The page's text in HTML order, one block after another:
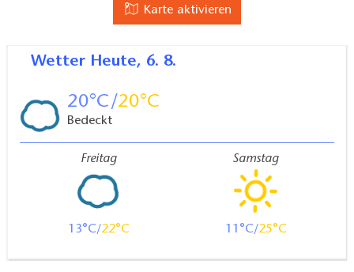
Karte aktivieren
Wetter Heute, 6. 8.
20 20
Bedeckt
Freitag
13 22
Samstag
11 25